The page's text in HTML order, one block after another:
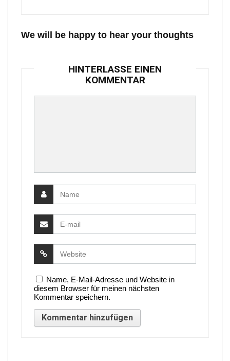
We will be happy to hear your thoughts
HINTERLASSE EINEN
KOMMENTAR
Name, E-Mail-Adresse und Website in
diesem Browser für meinen nächsten
Kommentar speichern.